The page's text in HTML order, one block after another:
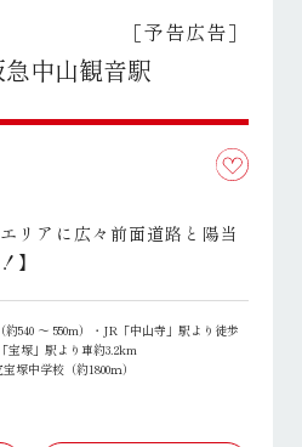
［予告広告］
中山観音駅
リアに広々前面道路と陽当
】
540 ～ 550m）・JR「中山寺」駅より徒歩
宝塚」駅より車約3.2km
塚中学校（約1800ｍ）